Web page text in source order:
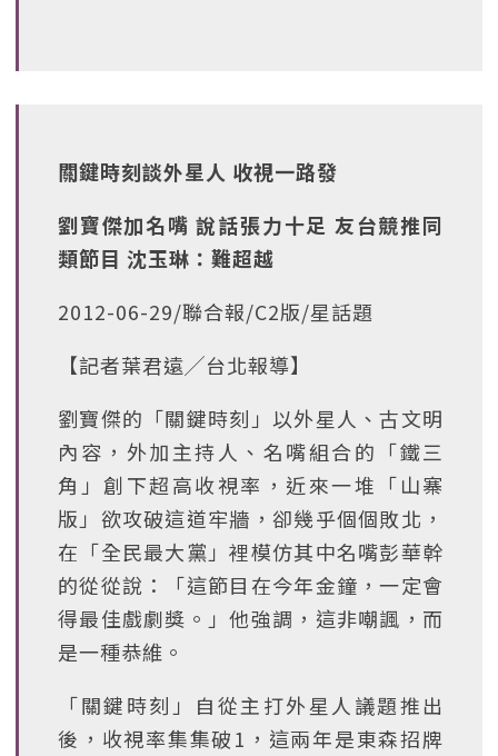
關鍵時刻談外星人 收視一路發
劉寶傑加名嘴 說話張力十足 友台競推同
類節目 沈玉琳：難超越
2012-06-29/聯合報/C2版/星話題
【記者葉君遠╱台北報導】
劉寶傑的「關鍵時刻」以外星人、古文明
內容，外加主持人、名嘴組合的「鐵三
角」創下超高收視率，近來一堆「山寨
版」欲攻破這道牢牆，卻幾乎個個敗北，
在「全民最大黨」裡模仿其中名嘴彭華幹
的從從說：「這節目在今年金鐘，一定會
得最佳戲劇獎。」他強調，這非嘲諷，而
是一種恭維。
「關鍵時刻」自從主打外星人議題推出
後，收視率集集破1，這兩年是東森招牌